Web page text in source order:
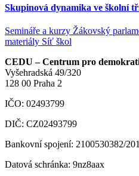
Skupinová dynamika ve školní
Semináře a kurzy Žákovský
materiály Síť škol
CEDU – Centrum pro
Vyšehradská 49/320
128 00 Praha 2
IČO: 02493799
DIČ: CZ02493799
Bankovní spojení: 2100530382/
Datová schránka: 9nz8aax